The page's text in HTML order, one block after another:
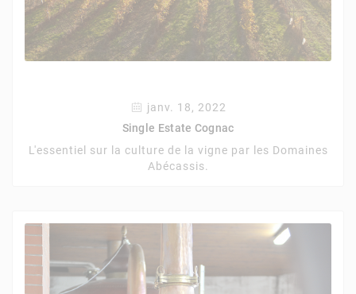
janv. 18, 2022
Single Estate Cognac
L'essentiel sur la culture de la vigne par les Domaines
Abécassis.